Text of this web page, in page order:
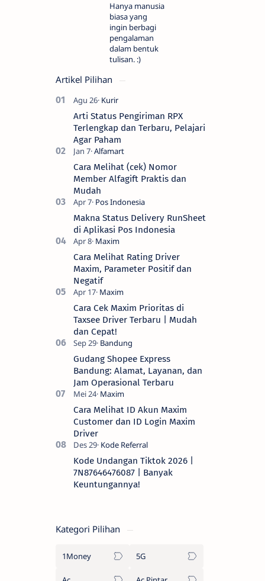
Hanya manusia
biasa yang
ingin berbagi
pengalaman
dalam bentuk
tulisan. :)
Artikel Pilihan
Arti Status Pengiriman RPX
Terlengkap dan Terbaru, Pelajari
Agar Paham
Cara Melihat (cek) Nomor
Member Alfagift Praktis dan
Mudah
Makna Status Delivery RunSheet
di Aplikasi Pos Indonesia
Cara Melihat Rating Driver
Maxim, Parameter Positif dan
Negatif
Cara Cek Maxim Prioritas di
Taxsee Driver Terbaru | Mudah
dan Cepat!
Gudang Shopee Express
Bandung: Alamat, Layanan, dan
Jam Operasional Terbaru
Cara Melihat ID Akun Maxim
Customer dan ID Login Maxim
Driver
Kode Undangan Tiktok 2026 |
7N87646476087 | Banyak
Keuntungannya!
Kategori Pilihan
1Money 5G